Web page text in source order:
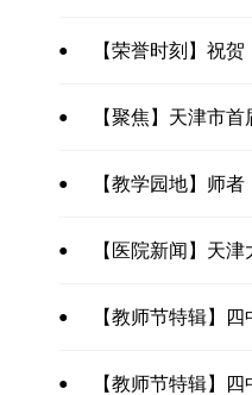
● 【荣誉时刻】祝
● 【聚焦】天津市
● 【教学园地】师
● 【医院新闻】天
● 【教师节特辑】
● 【教师节特辑】